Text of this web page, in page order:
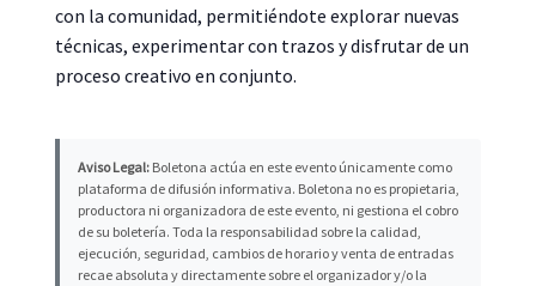
con la comunidad, permitiéndote explorar nuevas
técnicas, experimentar con trazos y disfrutar de un
proceso creativo en conjunto.
Aviso Legal: Boletona actúa en este evento únicamente como
plataforma de difusión informativa. Boletona no es propietaria,
productora ni organizadora de este evento, ni gestiona el cobro
de su boletería. Toda la responsabilidad sobre la calidad,
ejecución, seguridad, cambios de horario y venta de entradas
recae absoluta y directamente sobre el organizador y/o la